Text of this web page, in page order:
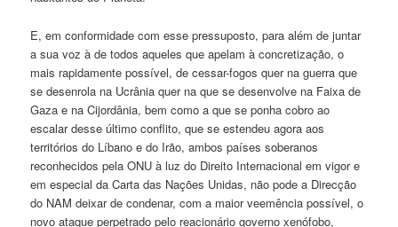
E, em conformidade com esse pressuposto, para além de juntar
a sua voz à de todos aqueles que apelam à concretização, o
mais rapidamente possível, de cessar-fogos quer na guerra que
se desenrola na Ucrânia quer na que se desenvolve na Faixa de
Gaza e na Cijordânia, bem como a que se ponha cobro ao
escalar desse último conflito, que se estendeu agora aos
territórios do Líbano e do Irão, ambos países soberanos
reconhecidos pela ONU à luz do Direito Internacional em vigor e
em especial da Carta das Nações Unidas, não pode a Direcção
do NAM deixar de condenar, com a maior veemência possível, o
novo ataque perpetrado pelo reacionário governo xenófobo,